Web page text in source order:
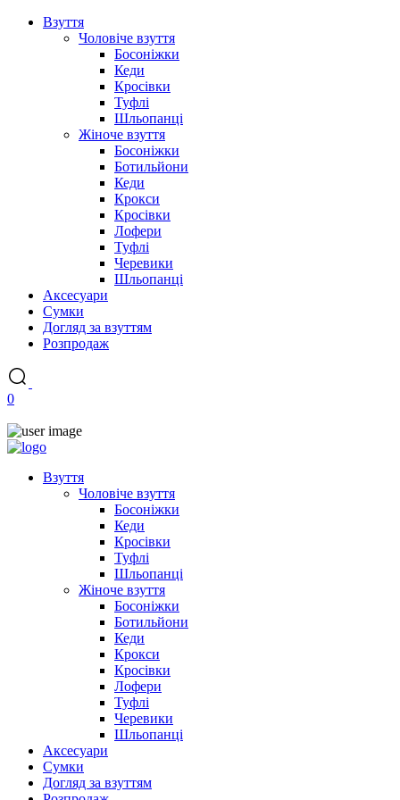
Взуття
Чоловіче взуття
Босоніжки
Кеди
Кросівки
Туфлі
Шльопанці
Жіноче взуття
Босоніжки
Ботильйони
Кеди
Крокси
Кросівки
Лофери
Туфлі
Черевики
Шльопанці
Аксесуари
Сумки
Догляд за взуттям
Розпродаж
0
Взуття
Чоловіче взуття
Босоніжки
Кеди
Кросівки
Туфлі
Шльопанці
Жіноче взуття
Босоніжки
Ботильйони
Кеди
Крокси
Кросівки
Лофери
Туфлі
Черевики
Шльопанці
Аксесуари
Сумки
Догляд за взуттям